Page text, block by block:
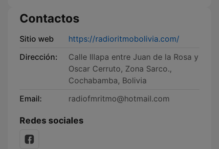
Contactos
Sitio web
https://radioritmobolivia.com/
Dirección:
Calle Illapa entre Juan de la Rosa y
Oscar Cerruto, Zona Sarco.,
Cochabamba, Bolivia
Email:
radiofmritmo@hotmail.com
Redes sociales